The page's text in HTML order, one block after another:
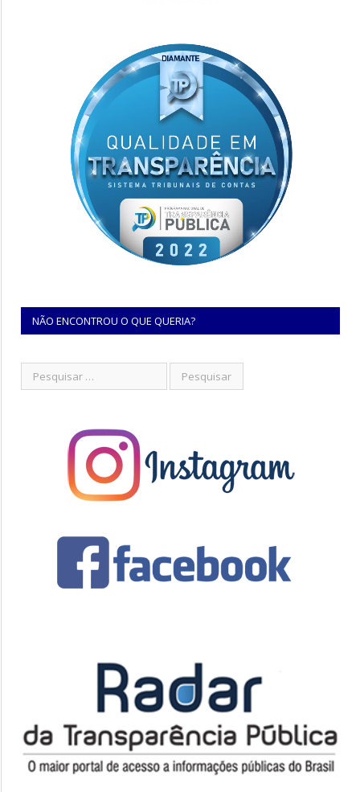
NÃO ENCONTROU O QUE QUERIA?